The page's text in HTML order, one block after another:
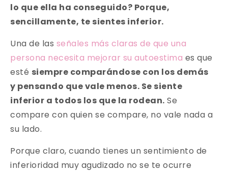
lo que ella ha conseguido? Porque,
sencillamente, te sientes inferior.
Una de las señales más claras de que una
persona necesita mejorar su autoestima es que
esté siempre comparándose con los demás
y pensando que vale menos. Se siente
inferior a todos los que la rodean. Se
compare con quien se compare, no vale nada a
su lado.
Porque claro, cuando tienes un sentimiento de
inferioridad muy agudizado no se te ocurre